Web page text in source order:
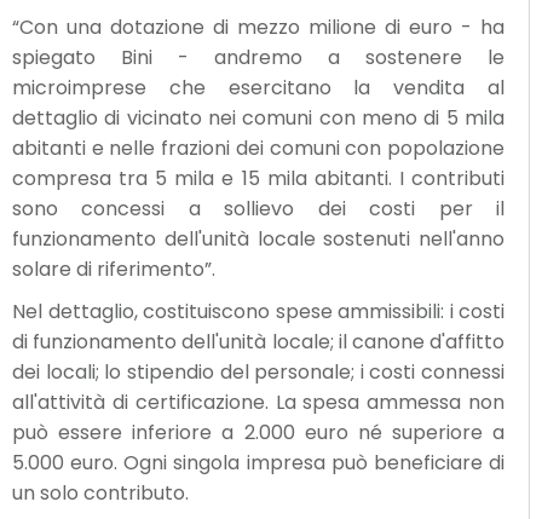
“Con una dotazione di mezzo milione di euro - ha
spiegato Bini - andremo a sostenere le
microimprese che esercitano la vendita al
dettaglio di vicinato nei comuni con meno di 5 mila
abitanti e nelle frazioni dei comuni con popolazione
compresa tra 5 mila e 15 mila abitanti. I contributi
sono concessi a sollievo dei costi per il
funzionamento dell'unità locale sostenuti nell'anno
solare di riferimento”.
Nel dettaglio, costituiscono spese ammissibili: i costi
di funzionamento dell'unità locale; il canone d'affitto
dei locali; lo stipendio del personale; i costi connessi
all'attività di certificazione. La spesa ammessa non
può essere inferiore a 2.000 euro né superiore a
5.000 euro. Ogni singola impresa può beneficiare di
un solo contributo.